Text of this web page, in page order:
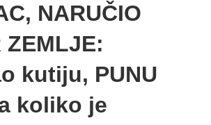
NARUČIO
ZEMLJE:
kutiju, PUNU
koliko je